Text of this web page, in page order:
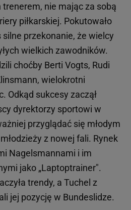
nie mając za sobą
piłkarskiej. Pokutowało
przekonanie, że wielcy
wielkich zawodników.
choćby Berti Vogts, Rudi
wielokrotni
Odkąd sukcesy zaczął
dyrektorzy sportowi w
przyglądać się młodym
z nowej fali. Rynek
Nagelsmannami i im
jako „Laptoptrainer".
trendy, a Tuchel z
jej pozycję w Bundeslidze.